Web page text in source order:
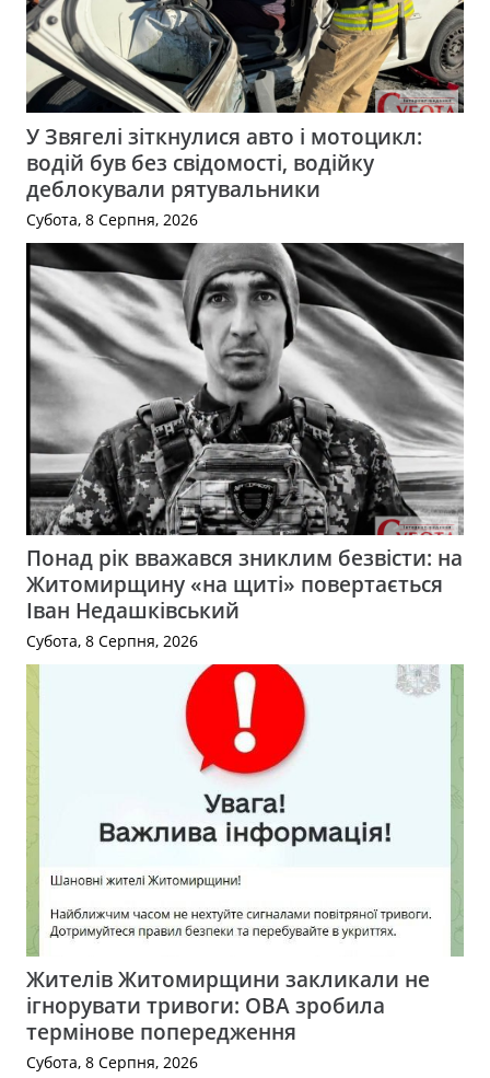
У Звягелі зіткнулися авто і мотоцикл:
водій був без свідомості, водійку
деблокували рятувальники
Субота, 8 Серпня, 2026
Понад рік вважався зниклим безвісти: на
Житомирщину «на щиті» повертається
Іван Недашківський
Субота, 8 Серпня, 2026
Жителів Житомирщини закликали не
ігнорувати тривоги: ОВА зробила
термінове попередження
Субота, 8 Серпня, 2026